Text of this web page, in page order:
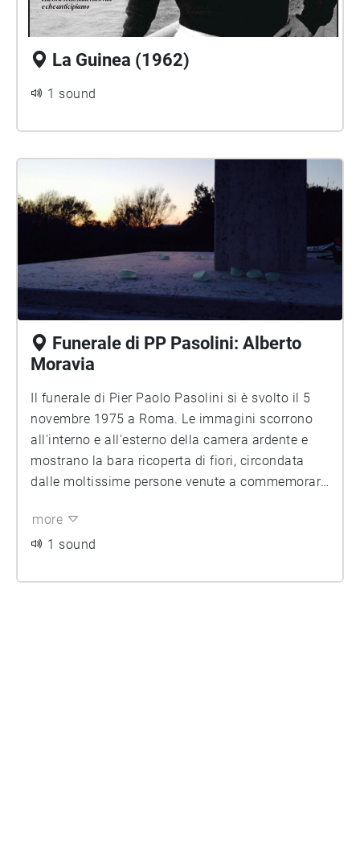
La Guinea (1962)
1 sound
Funerale di PP Pasolini: Alberto
Moravia
Il funerale di Pier Paolo Pasolini si è svolto il 5
novembre 1975 a Roma. Le immagini scorrono
all'interno e all'esterno della camera ardente e
mostrano la bara ricoperta di fiori, circondata
dalle moltissime persone venute a commemorare
cultura giunte a rendere omaggio, amici del
grande intellettuale, tra cui Enzo Siciliano,
Moravia, che legge l'orazione funebre.
more
1 sound